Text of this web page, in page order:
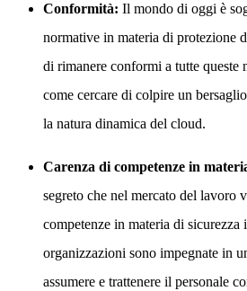
Conformità: Il mondo di oggi è
normative in materia di protezione
di rimanere conformi a tutte queste
come cercare di colpire un
la natura dinamica del cloud.
Carenza di competenze in
segreto che nel mercato del lavoro
competenze in materia di
organizzazioni sono impegnate in
assumere e trattenere il personale